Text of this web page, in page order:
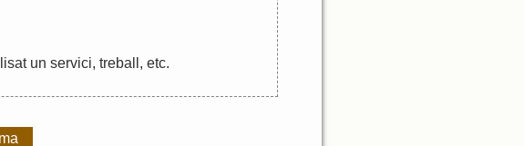
un servici, treball , etc.